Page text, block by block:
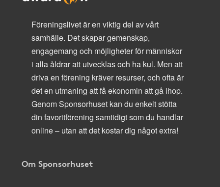
Föreningslivet är en viktig del av vårt
samhälle. Det skapar gemenskap,
engagemang och möjligheter för människor
i alla åldrar att utvecklas och ha kul. Men att
driva en förening kräver resurser, och ofta är
det en utmaning att få ekonomin att gå ihop.
Genom Sponsorhuset kan du enkelt stötta
din favoritförening samtidigt som du handlar
online – utan att det kostar dig något extra!
Om Sponsorhuset